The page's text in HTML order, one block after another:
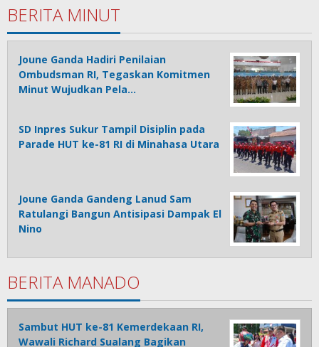
BERITA MINUT
Joune Ganda Hadiri Penilaian
Ombudsman RI, Tegaskan Komitmen
Minut Wujudkan Pela…
SD Inpres Sukur Tampil Disiplin pada
Parade HUT ke-81 RI di Minahasa Utara
Joune Ganda Gandeng Lanud Sam
Ratulangi Bangun Antisipasi Dampak El
Nino
BERITA MANADO
Sambut HUT ke-81 Kemerdekaan RI,
Wawali Richard Sualang Bagikan